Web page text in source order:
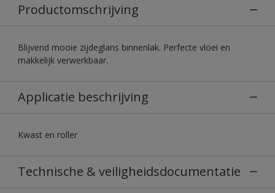
Productomschrijving
Blijvend mooie zijdeglans binnenlak. Perfecte vloei en
makkelijk verwerkbaar.
Applicatie beschrijving
Kwast en roller
Technische & veiligheidsdocumentatie